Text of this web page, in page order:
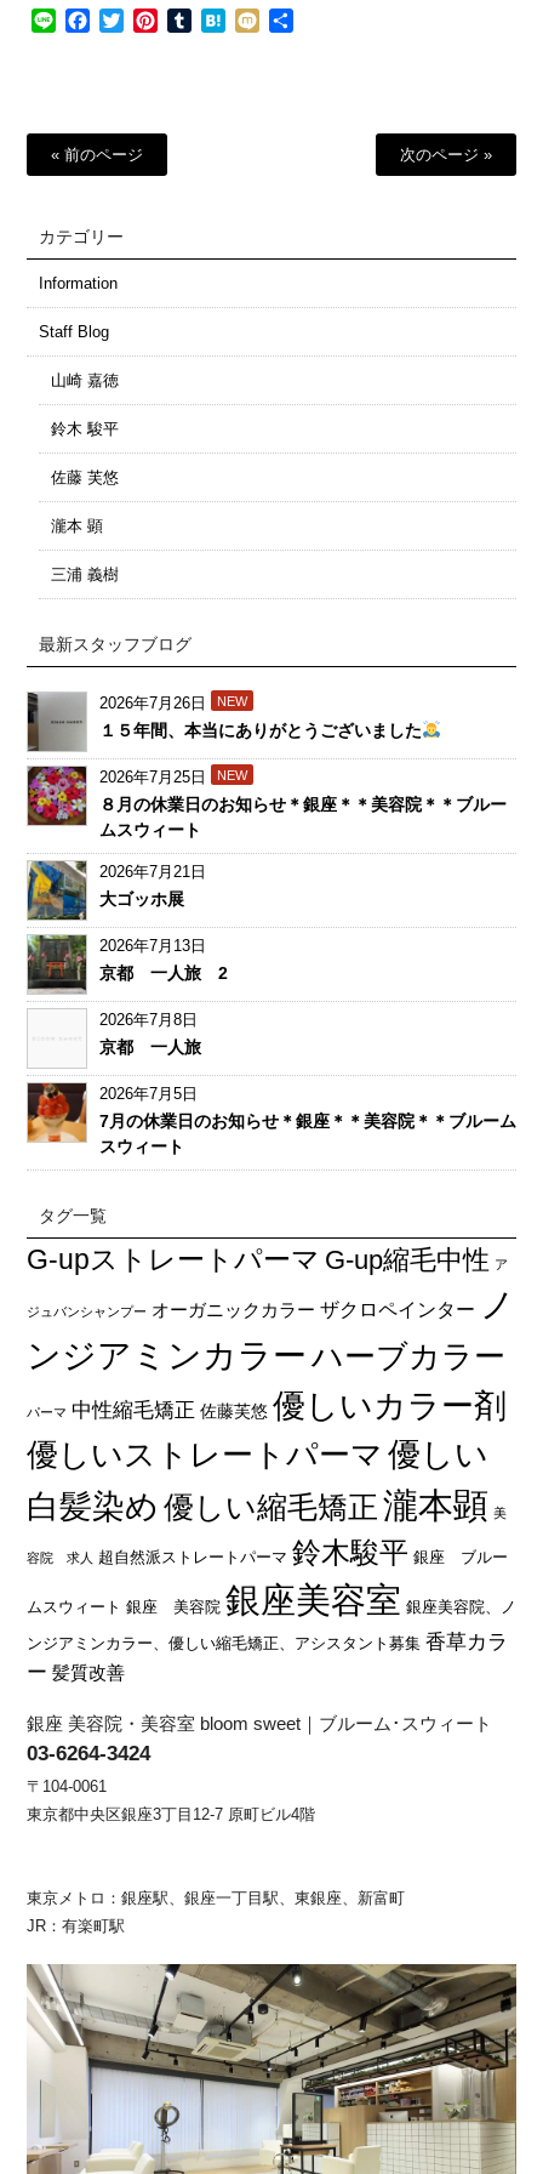
Line Facebook
TwitterPinterestTumblrHatena
Mixi
« 前のページ 次のページ »
カテゴリー
Information
Staff Blog
山崎 嘉徳
鈴木 駿平
佐藤 芙悠
瀧本 顕
三浦 義樹
最新スタッフブログ
2026年7月26日 NEW
１５年間、本当にありがとうございました
2026年7月25日 NEW
８月の休業日のお知らせ＊銀座＊＊美容院＊＊ブルー
ムスウィート
2026年7月21日
大ゴッホ展
2026年7月13日
京都 一人旅 2
2026年7月8日
京都 一人旅
2026年7月5日
7月の休業日のお知らせ＊銀座＊＊美容院＊＊ブルーム
スウィート
タグ一覧
G-upストレートパーマ G-up縮毛中性 ア
ジュバンシャンプー オーガニックカラー ザクロペインター
ノ
ンジアミンカラー ハーブカラー
パーマ 中性縮毛矯正 佐藤芙悠 優しいカラー剤
優しいストレートパーマ 優しい
白髪染め 優しい縮毛矯正 瀧本顕 美
容院 求人 超自然派ストレートパーマ 鈴木駿平 銀座 ブルー
ムスウィート 銀座 美容院 銀座美容室 銀座美容院、ノ
ンジアミンカラー、優しい縮毛矯正、アシスタント募集 香草カラ
ー 髪質改善
銀座 美容院・美容室 bloom sweet｜ブルーム･スウィート
03-6264-3424
〒104-0061
東京都中央区銀座3丁目12-7 原町ビル4階
東京メトロ：銀座駅、銀座一丁目駅、東銀座、新富町
JR：有楽町駅